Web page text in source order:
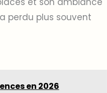
perdu plus souvent
en 2026